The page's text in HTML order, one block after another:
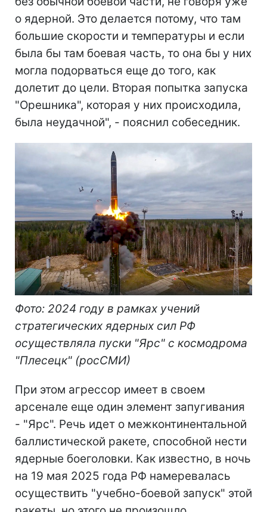
о ядерной. Это делается потому, что там
большие скорости и температуры и если
была бы там боевая часть, то она бы у них
могла подорваться еще до того, как
долетит до цели. Вторая попытка запуска
"Орешника", которая у них происходила,
была неудачной", - пояснил собеседник.
Фото: 2024 году в рамках учений
стратегических ядерных сил РФ
осуществляла пуски "Ярс" с космодрома
"Плесецк" (росСМИ)
При этом агрессор имеет в своем
арсенале еще один элемент запугивания
- "Ярс". Речь идет о межконтинентальной
баллистической ракете, способной нести
ядерные боеголовки. Как известно, в ночь
на 19 мая 2025 года РФ намеревалась
осуществить "учебно-боевой запуск" этой